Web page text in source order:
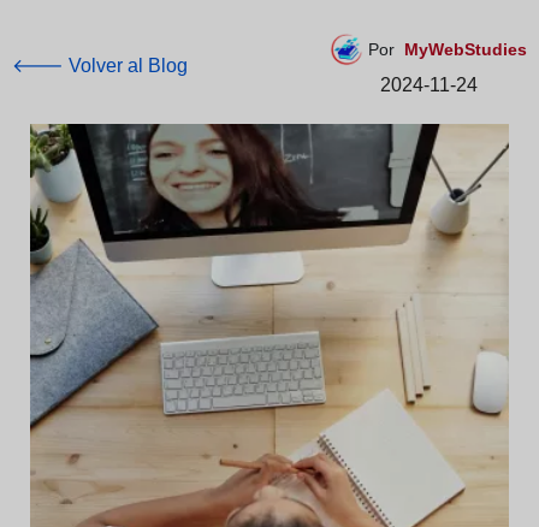
🡐 Volver al Blog
Por MyWebStudies
2024-11-24